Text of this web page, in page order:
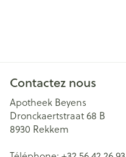
Contactez nous
Apotheek Beyens
Dronckaertstraat 68 B
8930 Rekkem